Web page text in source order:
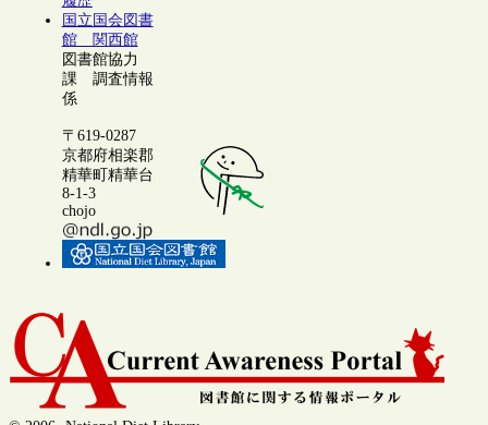
国立国会図書
館 関西館
図書館協力
課 調査情報
係
〒619-0287
京都府相楽郡
精華町精華台
8-1-3
chojo